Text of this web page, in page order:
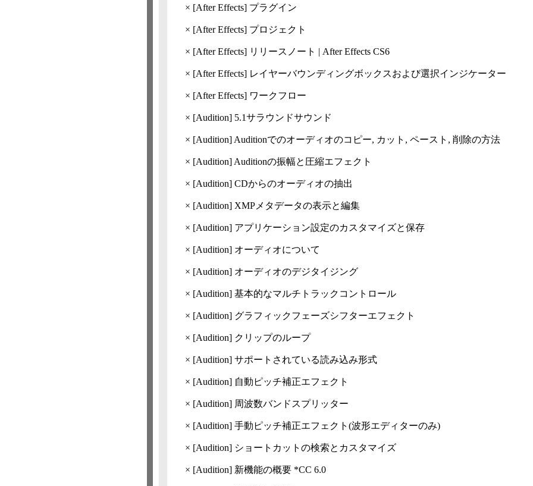
× [After Effects] プラグイン
× [After Effects] プロジェクト
× [After Effects] リリースノート | After Effects CS6
× [After Effects] レイヤーバウンディングボックスおよび選択インジケーター
× [After Effects] ワークフロー
× [Audition] 5.1サラウンドサウンド
× [Audition] Auditionでのオーディオのコピー, カット, ペースト, 削除の方法
× [Audition] Auditionの振幅と圧縮エフェクト
× [Audition] CDからのオーディオの抽出
× [Audition] XMPメタデータの表示と編集
× [Audition] アプリケーション設定のカスタマイズと保存
× [Audition] オーディオについて
× [Audition] オーディオのデジタイジング
× [Audition] 基本的なマルチトラックコントロール
× [Audition] グラフィックフェーズシフターエフェクト
× [Audition] クリップのループ
× [Audition] サポートされている読み込み形式
× [Audition] 自動ピッチ補正エフェクト
× [Audition] 周波数バンドスプリッター
× [Audition] 手動ピッチ補正エフェクト(波形エディターのみ)
× [Audition] ショートカットの検索とカスタマイズ
× [Audition] 新機能の概要 *CC 6.0